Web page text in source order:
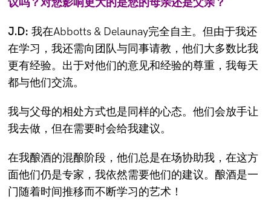
议吗？对您影响更大的是您的母亲还是父亲？
J.D: 我在Abbotts & Delaunay完全自主。但由于我还
在学习，我还需向团队与同事请教，他们大多数比我
更有经验。出于对他们的意见和经验的尊重，我每天
都与他们交流。
我与父母的相处方式也是同样的心态。他们会放手让
我去做，但在需要时会给我建议。
在我酿酒的混酿阶段，他们总是在场协助我，在这方
面他们仍是专家，我依然需要他们的建议。酿酒是一
门随着时间推移而不断学习的艺术！